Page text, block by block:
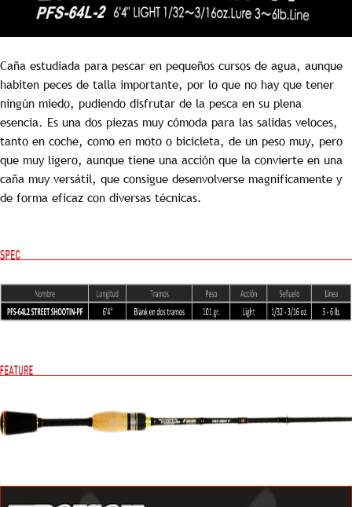
Caña estudiada para pescar en pequeños cursos de agua, aunque
habiten peces de talla importante, por lo que no hay que tener
ningún miedo, pudiendo disfrutar de la pesca en su plena
esencia. Es una dos piezas muy cómoda para las salidas veloces,
tanto en coche, como en moto o bicicleta, de un peso muy, pero
que muy ligero, aunque tiene una acción que la convierte en una
caña muy versátil, que consigue desenvolverse magníficamente y
de forma eficaz con diversas técnicas.